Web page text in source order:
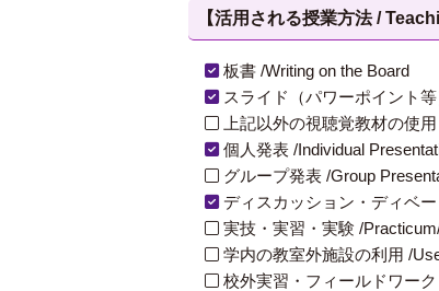
【活用される授業方法 /
板書 /Writing on the Board
スライド（パワーポイント
上記以外の視聴覚教材の使
個人発表 /Individual
グループ発表 /Group
ディスカッション・ディベ
実技・実習・実験 /
学内の教室外施設の利用 /
校外実習・フィールドワー